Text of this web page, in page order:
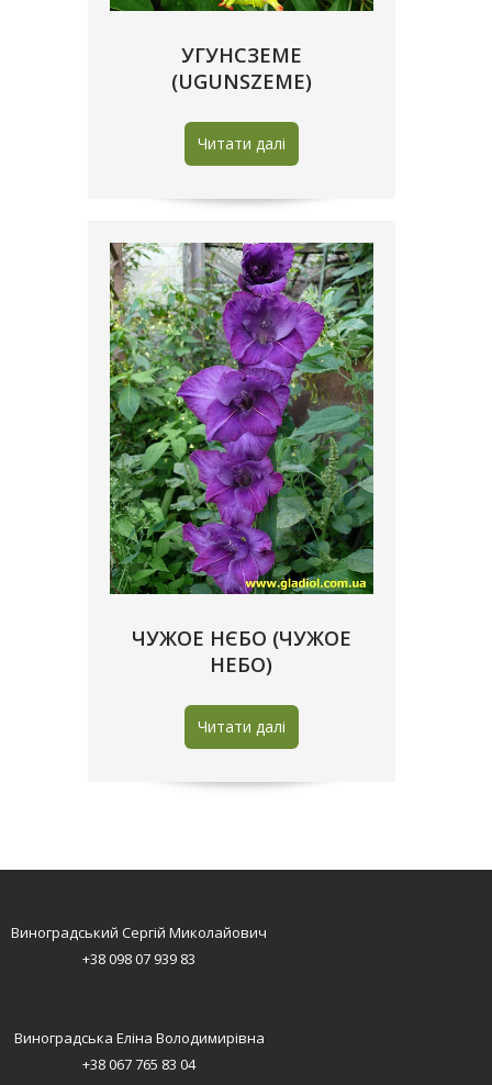
УГУНСЗЕМЕ
(UGUNSZEME)
Читати далі
ЧУЖОЕ НЄБО (ЧУЖОЕ
НЕБО)
Читати далі
Виноградський Сергій Миколайович
+38 098 07 939 83
Виноградська Еліна Володимирівна
+38 067 765 83 04